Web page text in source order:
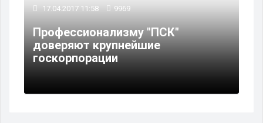
17.04.2017 11:58 9969
Профессионализму "ПСК"
доверяют крупнейшие
госкорпорации